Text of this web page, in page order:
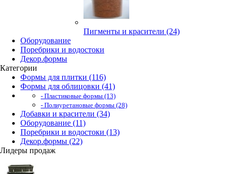
Пигменты и красители (24)
Оборудование
Поребрики и водостоки
Декор.формы
Категории
Формы для плитки (116)
Формы для облицовки (41)
- Пластиковые формы (13)
- Полиуретановые формы (28)
Добавки и красители (34)
Оборудование (11)
Поребрики и водостоки (13)
Декор.формы (22)
Лидеры продаж